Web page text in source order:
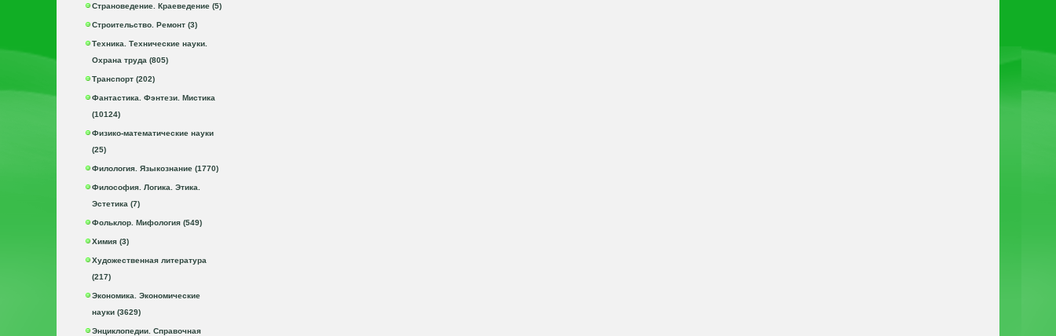
Страноведение. Краеведение (5)
Строительство. Ремонт (3)
Техника. Технические науки.
Охрана труда (805)
Транспорт (202)
Фантастика. Фэнтези. Мистика
(10124)
Физико-математические науки
(25)
Филология. Языкознание (1770)
Философия. Логика. Этика.
Эстетика (7)
Фольклор. Мифология (549)
Химия (3)
Художественная литература
(217)
Экономика. Экономические
науки (3629)
Энциклопедии. Справочная